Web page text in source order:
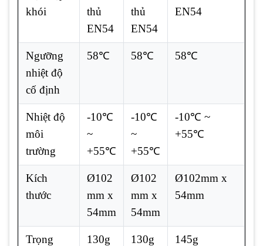
khói
thủ
EN54
thủ
EN54
EN54
Ngưỡng
nhiệt độ
cố định
58℃ 58℃ 58℃
Nhiệt độ
môi
trường
-10℃
~
+55℃
-10℃
~
+55℃
-10℃ ~
+55℃
Kích
thước
Ø102
mm x
54mm
Ø102
mm x
54mm
Ø102mm x
54mm
Trọng
130g 130g 145g